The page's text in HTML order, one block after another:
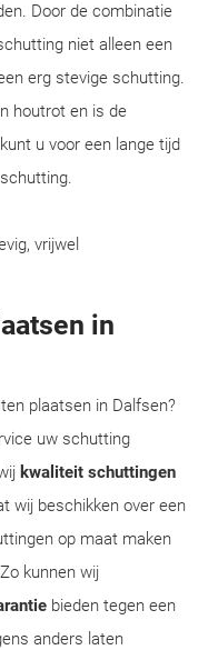
Door de combinatie
niet alleen een
erg stevige schutting.
houtrot en is de
u voor een lange tijd
vrijwel
in
plaatsen in Dalfsen?
uw schutting
kwaliteit schuttingen
wij beschikken over een
op maat maken
kunnen wij
bieden tegen een
anders laten